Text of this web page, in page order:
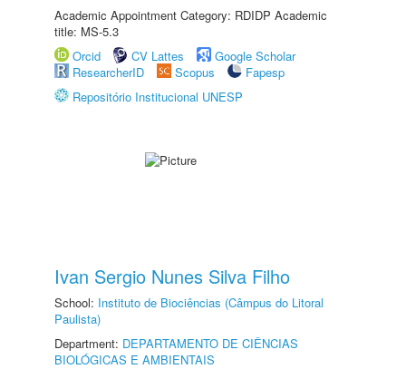
Academic Appointment Category: RDIDP Academic
title: MS-5.3
Orcid
CV Lattes
Google Scholar
ResearcherID
Scopus
Fapesp
Repositório Institucional UNESP
Ivan Sergio Nunes Silva Filho
School: Instituto de Biociências (Câmpus do Litoral
Paulista)
Department: DEPARTAMENTO DE CIÊNCIAS
BIOLÓGICAS E AMBIENTAIS